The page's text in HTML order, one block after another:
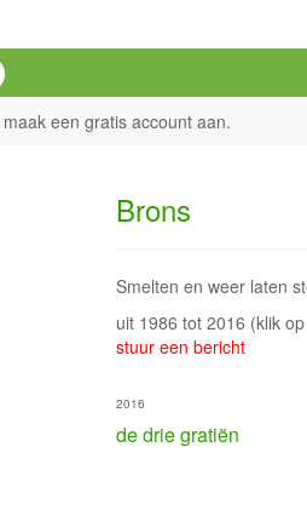
maak een gratis account aan.
Brons
Smelten en weer laten
uit 1986 tot 2016 (klik
stuur een bericht
de drie gratiën
2016